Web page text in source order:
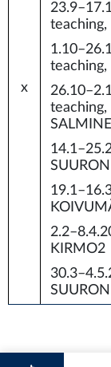
x
teaching,
KIRMO2